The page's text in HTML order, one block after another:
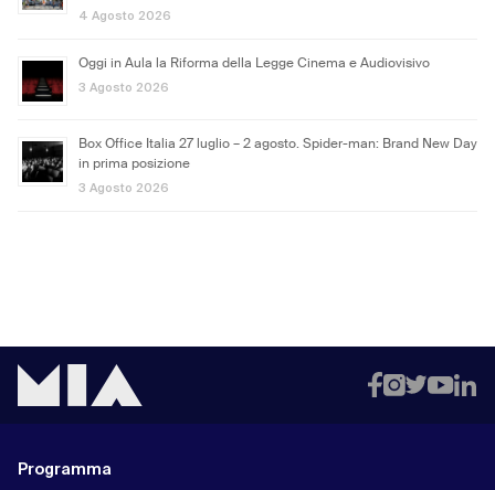
4 Agosto 2026
Oggi in Aula la Riforma della Legge Cinema e Audiovisivo
3 Agosto 2026
Box Office Italia 27 luglio – 2 agosto. Spider-man: Brand New Day
in prima posizione
3 Agosto 2026
Programma